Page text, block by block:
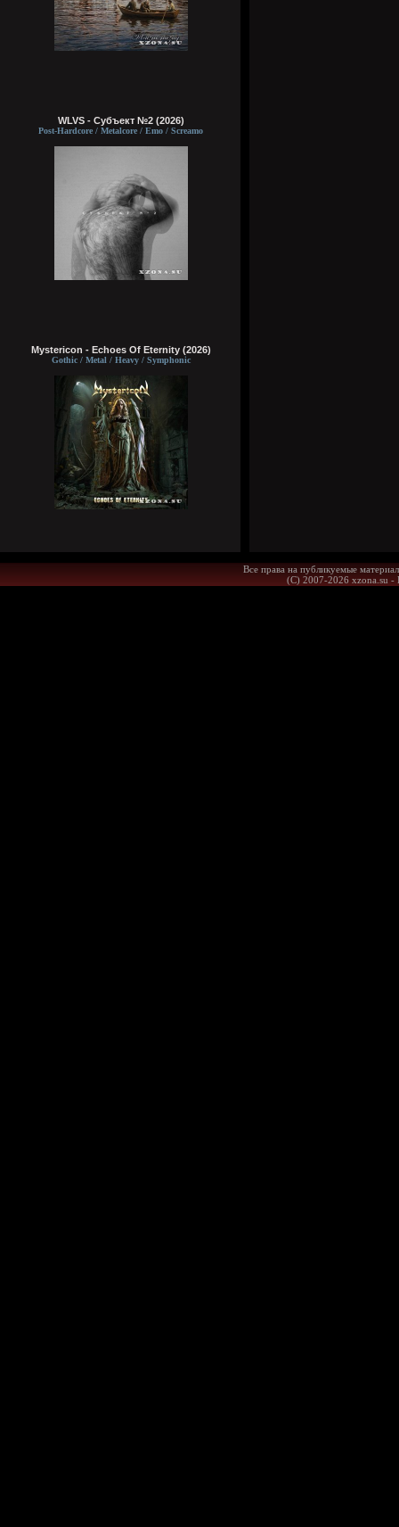
WLVS - Субъект №2 (2026)
Post-Hardcore / Metalcore / Emo / Screamo
Mystericon - Echoes Of Eternity (2026)
Gothic / Metal / Heavy / Symphonic
Все права на публикуемые
(С) 2007-2026 xzona.su -